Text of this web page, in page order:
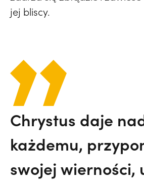
jej bliscy.
Chrystus daje
każdemu,
swojej wierności,